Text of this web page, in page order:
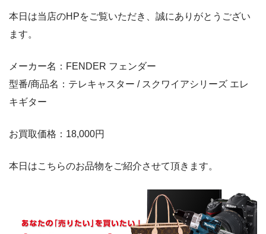
本日は当店のHPをご覧いただき、誠にありがとうござい
ます。
メーカー名：FENDER フェンダー
型番/商品名：テレキャスター / スクワイアシリーズ エレ
キギター
お買取価格：18,000円
本日はこちらのお品物をご紹介させて頂きます。